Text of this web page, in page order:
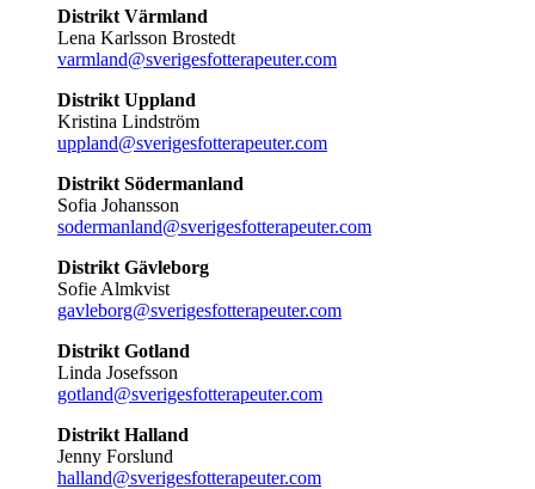
Distrikt Värmland
Lena Karlsson Brostedt
varmland@sverigesfotterapeuter.com
Distrikt Uppland
Kristina Lindström
uppland@sverigesfotterapeuter.com
Distrikt Södermanland
Sofia Johansson
sodermanland@sverigesfotterapeuter.com
Distrikt Gävleborg
Sofie Almkvist
gavleborg@sverigesfotterapeuter.com
Distrikt Gotland
Linda Josefsson
gotland@sverigesfotterapeuter.com
Distrikt Halland
Jenny Forslund
halland@sverigesfotterapeuter.com